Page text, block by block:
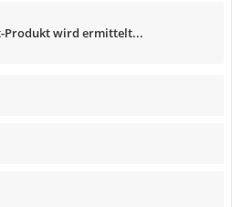
Produkt wird ermittelt...